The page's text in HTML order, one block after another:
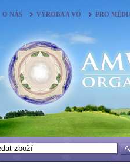
O NÁS VÝROBA A VO PRO